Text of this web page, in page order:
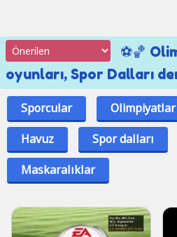
⚽🏀
oyunları, Spor Dalları
Sporcular Olimpiyatlar
Havuz
Spor dalları
Maskaralıklar